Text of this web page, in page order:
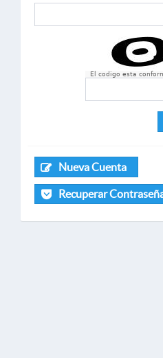
El codigo esta
Nueva Cuenta
Recuperar